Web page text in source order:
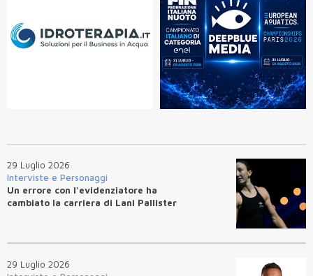
29 Luglio 2026
Interviste e Personaggi
Un errore con l'evidenziatore ha
cambiato la carriera di Lani Pallister
29 Luglio 2026